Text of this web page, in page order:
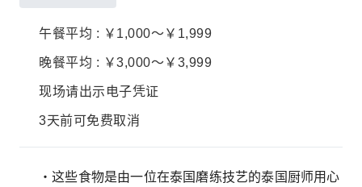
午餐平均 : ￥1,000～￥1,999
晚餐平均 : ￥3,000～￥3,999
现场请出示电子凭证
3天前可免费取消
・这些食物是由一位在泰国磨练技艺的泰国厨师用心